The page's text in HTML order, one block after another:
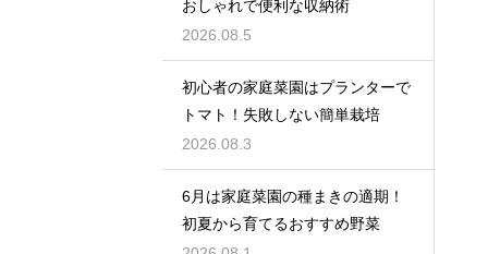
おしゃれで便利な収納術
2026.08.5
初心者の家庭菜園はプランターで
トマト！失敗しない簡単栽培
2026.08.3
6月は家庭菜園の種まきの適期！
初夏から育てるおすすめ野菜